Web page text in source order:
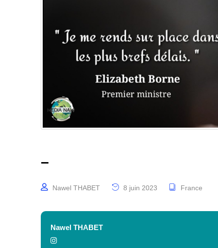
–
Nawel THABET 8 juin 2023 France
Nawel THABET